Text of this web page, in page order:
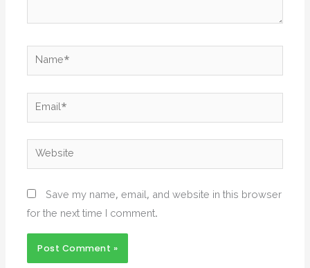
Name*
Email*
Website
Save my name, email, and website in this browser
for the next time I comment.